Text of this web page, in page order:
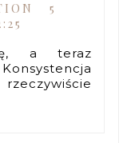
5
a teraz